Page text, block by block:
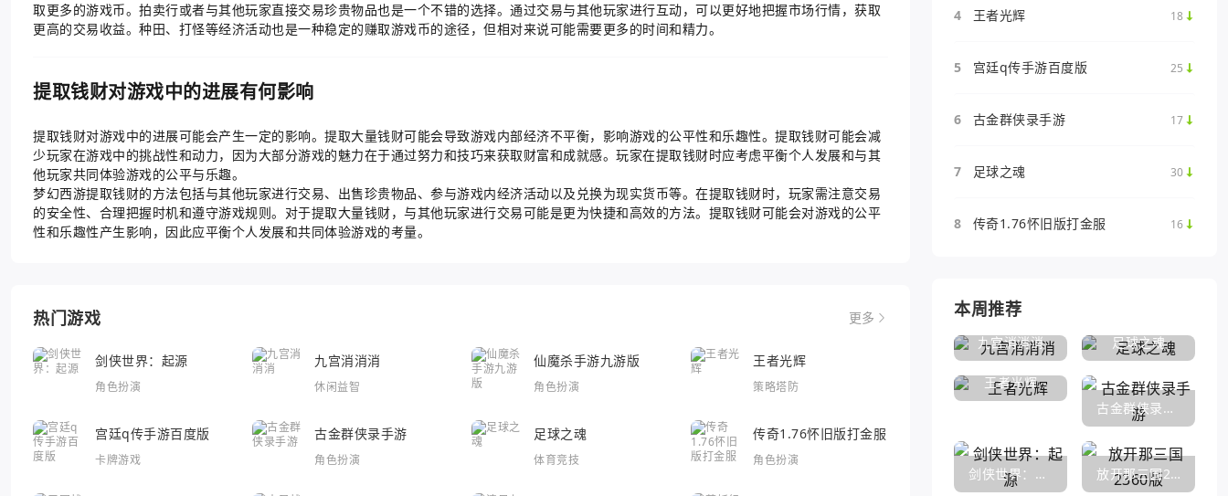
取更多的游戏币。拍卖行或者与其他玩家直接交易珍贵物品也是一个不错的选择。通过交易与其他玩家进行互动，可以更好地把握市场行情，获取
更高的交易收益。种田、打怪等经济活动也是一种稳定的赚取游戏币的途径，但相对来说可能需要更多的时间和精力。
提取钱财对游戏中的进展有何影响
提取钱财对游戏中的进展可能会产生一定的影响。提取大量钱财可能会导致游戏内部经济不平衡，影响游戏的公平性和乐趣性。提取钱财可能会减
少玩家在游戏中的挑战性和动力，因为大部分游戏的魅力在于通过努力和技巧来获取财富和成就感。玩家在提取钱财时应考虑平衡个人发展和与其
他玩家共同体验游戏的公平与乐趣。
梦幻西游提取钱财的方法包括与其他玩家进行交易、出售珍贵物品、参与游戏内经济活动以及兑换为现实货币等。在提取钱财时，玩家需注意交易
的安全性、合理把握时机和遵守游戏规则。对于提取大量钱财，与其他玩家进行交易可能是更为快捷和高效的方法。提取钱财可能会对游戏的公平
性和乐趣性产生影响，因此应平衡个人发展和共同体验游戏的考量。
热门游戏 更多
剑侠世界：起源
角色扮演
九宫消消消
休闲益智
仙魔杀手游九游版
角色扮演
王者光辉
策略塔防
宫廷q传手游百度版
卡牌游戏
古金群侠录手游
角色扮演
足球之魂
体育竞技
传奇1.76怀旧版打金服
角色扮演
4 王者光辉 18
5 宫廷q传手游百度版 25
6 古金群侠录手游 17
7 足球之魂 30
8 传奇1.76怀旧版打金服 16
本周推荐
九宫消消消 足球之魂
王者光辉
古金群侠录手游
剑侠世界：起源 放开那三国2360版